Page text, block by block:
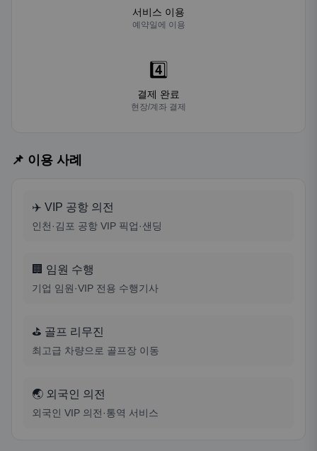
서비스 이용
예약일에 이용
4️⃣
결제 완료
현장/계좌 결제
📌 이용 사례
✈️ VIP 공항 의전
인천·김포 공항 VIP 픽업·샌딩
🏢 임원 수행
기업 임원·VIP 전용 수행기사
⛳ 골프 리무진
최고급 차량으로 골프장 이동
🌏 외국인 의전
외국인 VIP 의전·통역 서비스